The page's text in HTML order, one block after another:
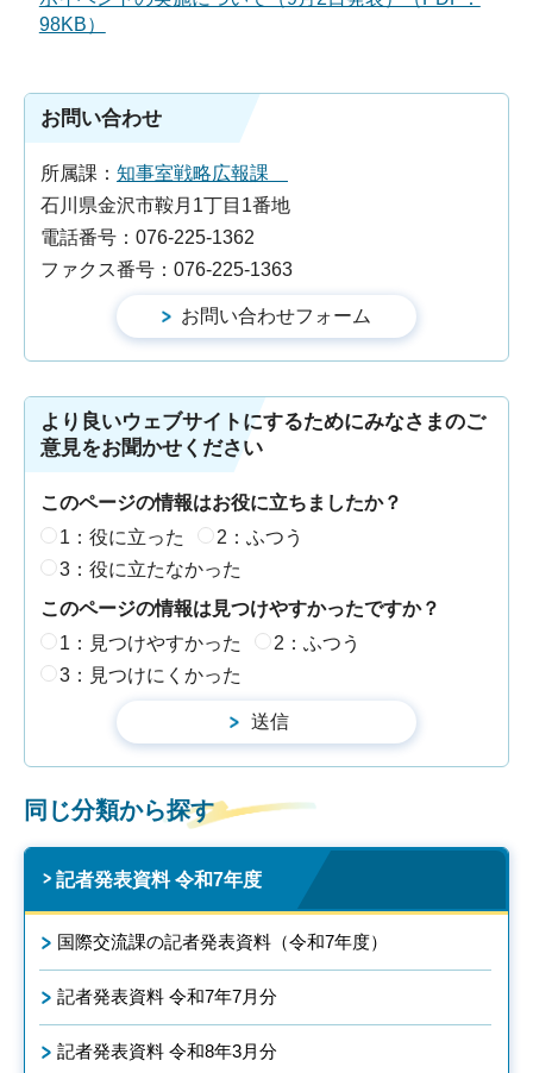
98KB）
お問い合わせ
所属課： 知事室戦略広報課
石川県金沢市鞍月1丁目1番地
電話番号：076-225-1362
ファクス番号：076-225-1363
より良いウェブサイトにするためにみなさまのご
意見をお聞かせください
このページの情報はお役に立ちましたか？
1：役に立った
2：ふつう
3：役に立たなかった
このページの情報は見つけやすかったですか？
1：見つけやすかった
2：ふつう
3：見つけにくかった
同じ分類から探す
記者発表資料 令和7年度
国際交流課の記者発表資料（令和7年度）
記者発表資料 令和7年7月分
記者発表資料 令和8年3月分